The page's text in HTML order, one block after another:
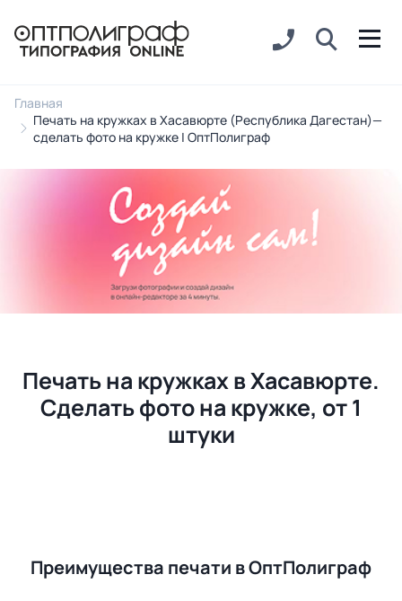
Главная
Печать на кружках в Хасавюрте (Республика Дагестан)—
сделать фото на кружке | ОптПолиграф
Печать на кружках в Хасавюрте.
Сделать фото на кружке, от 1
штуки
Преимущества печати в ОптПолиграф